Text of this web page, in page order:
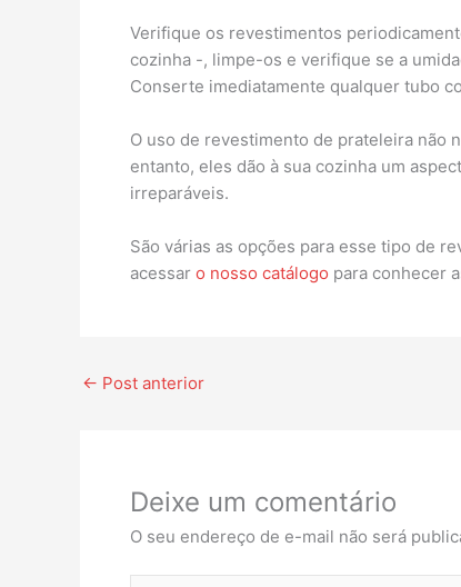
Verifique os revestimentos
cozinha -, limpe-os e verifique se a
Conserte imediatamente qualquer tubo
O uso de revestimento de prateleira não
entanto, eles dão à sua cozinha um
irreparáveis.
São várias as opções para esse tipo de
acessar o nosso catálogo para conhecer
← Post anterior
Deixe um comentário
O seu endereço de e-mail não será